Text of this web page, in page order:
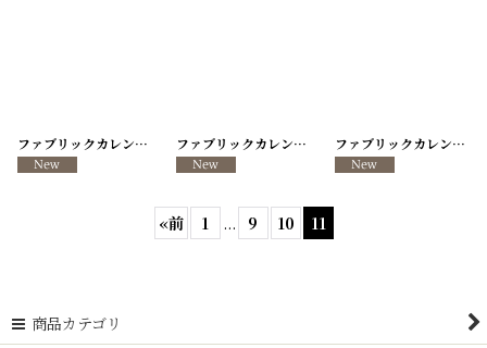
ファブリックカレンダー ・キッチンクロス リメイクパンツ/VINTAGE REMAKE PANTS ファブリックカレンダー ・キッチンクロス リメイクパンツ/VINTAGE REMAKE PANTS ファブリックカレンダー ・キッチンクロス リメイクパンツ/VINTAGE REMAKE PANTS
«前 1 ... 9 10 11
商品カテゴリ